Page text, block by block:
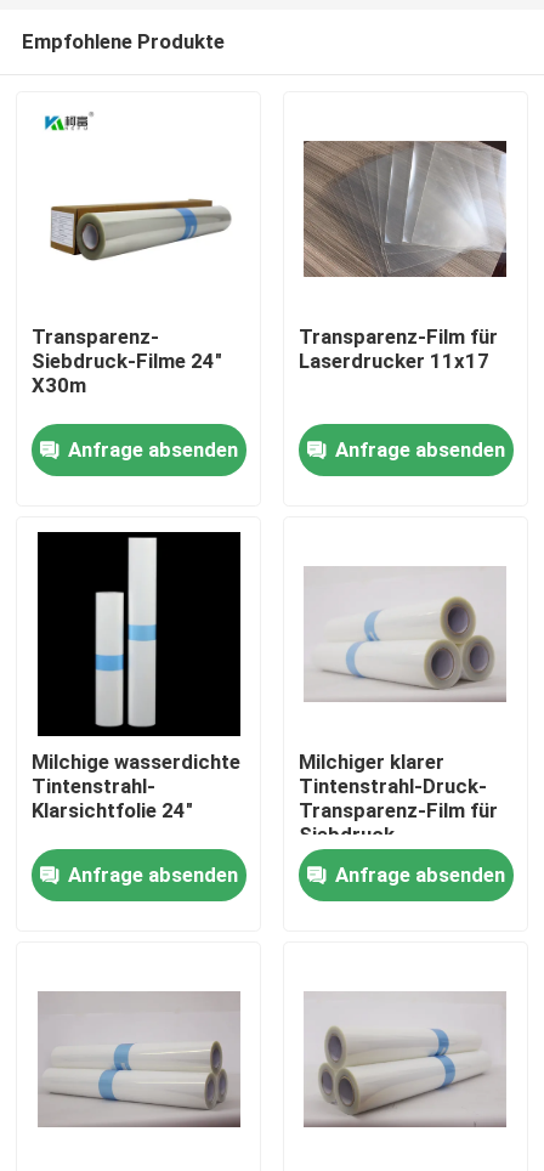
Startseite
Über uns
Qualitätskontrolle
Kontakt
Medizinisches X Ray Film
Empfohlene Produkte
Transparenz-
Siebdruck-Filme 24"
X30m
Anfrage absenden
Transparenz-Film für
Laserdrucker 11x17
Anfrage absenden
Milchige wasserdichte
Tintenstrahl-
Klarsichtfolie 24"
Anfrage absenden
Milchiger klarer
Tintenstrahl-Druck-
Transparenz-Film für
Siebdruck
wasserdichte
HAUSTIER Basis
Anfrage absenden